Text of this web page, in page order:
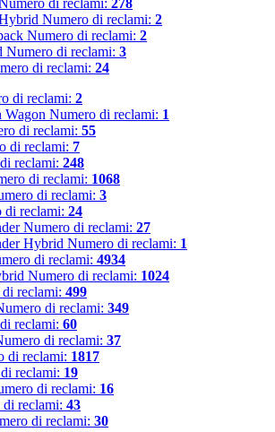
di reclami: 278
Numero di reclami: 2
Numero di reclami: 2
Numero di reclami: 3
di reclami: 24
di reclami: 2
Wagon Numero di reclami: 1
di reclami: 55
di reclami: 7
reclami: 248
di reclami: 1068
di reclami: 3
di reclami: 24
Numero di reclami: 27
Hybrid Numero di reclami: 1
di reclami: 4934
Numero di reclami: 1024
reclami: 499
di reclami: 349
reclami: 60
di reclami: 37
di reclami: 1817
reclami: 19
di reclami: 16
reclami: 43
di reclami: 30